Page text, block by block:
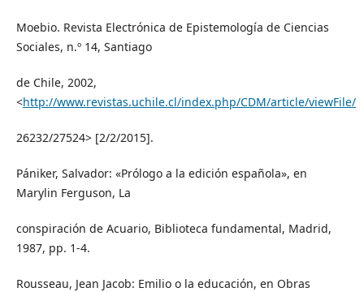
Moebio. Revista Electrónica de Epistemología de Ciencias
Sociales, n.º 14, Santiago
de Chile, 2002,
<http://www.revistas.uchile.cl/index.php/CDM/article/viewFile/
26232/27524> [2/2/2015].
Pániker, Salvador: «Prólogo a la edición española», en
Marylin Ferguson, La
conspiración de Acuario, Biblioteca fundamental, Madrid,
1987, pp. 1-4.
Rousseau, Jean Jacob: Emilio o la educación, en Obras